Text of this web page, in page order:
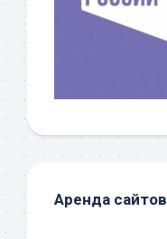
Аренда сайтов